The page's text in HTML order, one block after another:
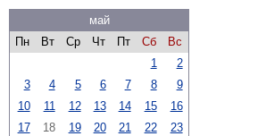
май
Пн
Вт Ср Чт Пт Сб
Вс
1
2
3
4 5 6 7 8
9
10
11 12 13 14 15
16
17
18 19 20 21 22
23